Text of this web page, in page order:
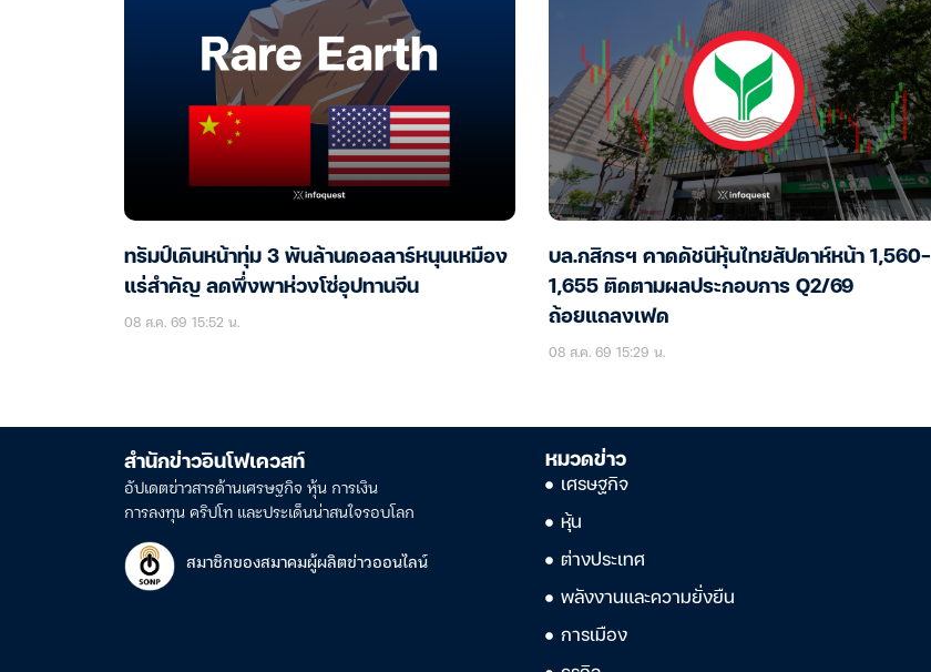
ทรัมป์เดินหน้าทุ่ม 3 พันล้านดอลลาร์หนุนเหมือง
แร่สำคัญ ลดพึ่งพาห่วงโซ่อุปทานจีน
08 ส.ค. 69 15:52 น.
บล.กสิกรฯ คาดดัชนีหุ้นไทยสัปดาห์หน้า 1,560-
1,655 ติดตามผลประกอบการ Q2/69
ถ้อยแถลงเฟด
08 ส.ค. 69 15:29 น.
สำนักข่าวอินโฟเควสท์
อัปเดตข่าวสารด้านเศรษฐกิจ หุ้น การเงิน
การลงทุน คริปโท และประเด็นน่าสนใจรอบโลก
สมาชิกของสมาคมผู้ผลิตข่าวออนไลน์
หมวดข่าว
เศรษฐกิจ
หุ้น
ต่างประเทศ
พลังงานและความยั่งยืน
การเมือง